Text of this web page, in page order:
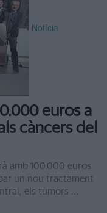
Notícia
euros a
càncers del
amb 100.000 euros
un nou tractament
els tumors ...